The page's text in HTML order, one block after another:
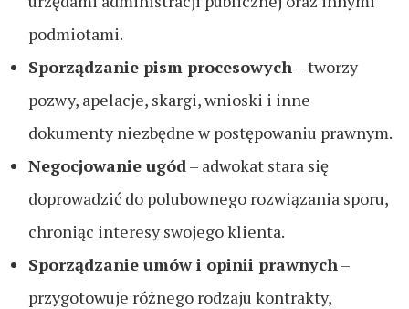
podmiotami.
Sporządzanie pism procesowych– tworzy
pozwy, apelacje, skargi, wnioski i inne
dokumenty niezbędne w postępowaniu prawnym.
Negocjowanie ugód– adwokat stara się
doprowadzić do polubownego rozwiązania sporu,
chroniąc interesy swojego klienta.
Sporządzanie umów i opinii prawnych–
przygotowuje różnego rodzaju kontrakty,